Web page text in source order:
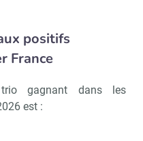
positifs
France
gagnant dans les
est :